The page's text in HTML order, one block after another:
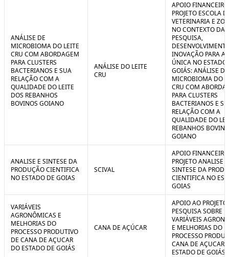
ANÁLISE DE
MICROBIOMA DO LEITE
CRU COM ABORDAGEM
PARA CLUSTERS
BACTERIANOS E SUA
RELAÇÃO COM A
QUALIDADE DO LEITE
DOS REBANHOS
BOVINOS GOIANO
ANÁLISE DO LEITE
CRU
APOIO
PROJETO ESCOLA
VETERINARIA E
NO CONTEXTO DA
PESQUISA,
INOVAÇÃO PARA A
ÚNICA NO ESTADO
GOIÁS: ANÁLISE DE
MICROBIOMA DO
CRU COM
PARA CLUSTERS
BACTERIANOS E
RELAÇÃO COM A
QUALIDADE DO
REBANHOS
GOIANO
ANALISE E SINTESE DA
PRODUÇÃO CIENTIFICA
NO ESTADO DE GOIAS
SCIVAL
APOIO
PROJETO ANALISE E
SINTESE DA
CIENTIFICA NO
GOIAS
VARIÁVEIS
AGRONÔMICAS E
MELHORIAS DO
PROCESSO PRODUTIVO
DE CANA DE AÇUCAR
DO ESTADO DE GOIÁS
CANA DE AÇÚCAR
APOIO AO
PESQUISA SOBRE
VARIÁVEIS
E MELHORIAS DO
PROCESSO
CANA DE AÇUCAR
ESTADO DE GOIÁS